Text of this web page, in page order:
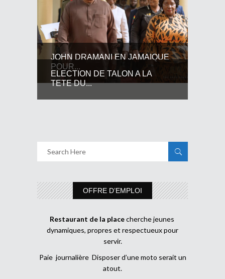
JOHN DRAMANI EN JAMAIQUE
POUR...
ELECTION DE TALON A LA
TETE DU...
OFFRE D’EMPLOI
Restaurant de la placecherche jeunes
dynamiques, propres et respectueux pour
servir.
Paie journalière Disposer d’une moto serait un
atout.